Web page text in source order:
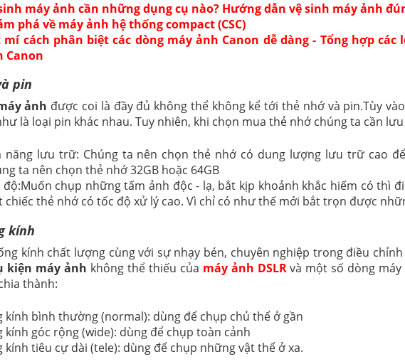
máy ảnh cần những dụng cụ nào? Hướng dẫn vệ sinh máy ảnh
phá về máy ảnh hệ thống compact (CSC)
mí cách phân biệt các dòng máy ảnh Canon dễ dàng - Tổng hợp
Canon
pin
ảnh được coi là đầy đủ không thể không kể tới thẻ nhớ và pin.Tùy
là loại pin khác nhau. Tuy nhiên, khi chọn mua thẻ nhớ chúng ta cần lưu
năng lưu trữ: Chúng ta nên chọn thẻ nhớ có dung lượng lưu trữ cao
ta nên chọn thẻ nhớ 32GB hoặc 64GB
độ:Muốn chụp những tấm ảnh độc - lạ, bắt kịp khoảnh khắc hiếm có thì
chiếc thẻ nhớ có tốc độ xử lý cao. Vì chỉ có như thế mới bắt trọn được
kính
kính chất lượng cùng với sự nhạy bén, chuyên nghiệp trong điều
kiện máy ảnh không thể thiếu của máy ảnh DSLRvà một số dòng máy
thành:
kính bình thường (normal): dùng để chụp chủ thể ở gần
kính góc rộng (wide): dùng để chụp toàn cảnh
kính tiêu cự dài (tele): dùng để chụp những vật thể ở xa.